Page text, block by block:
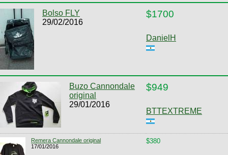
Bolso FLY
29/02/2016
$1700
DanielH
Buzo Cannondale
original
29/01/2016
$949
BTTEXTREME
Remera Cannondale original
17/01/2016
$380